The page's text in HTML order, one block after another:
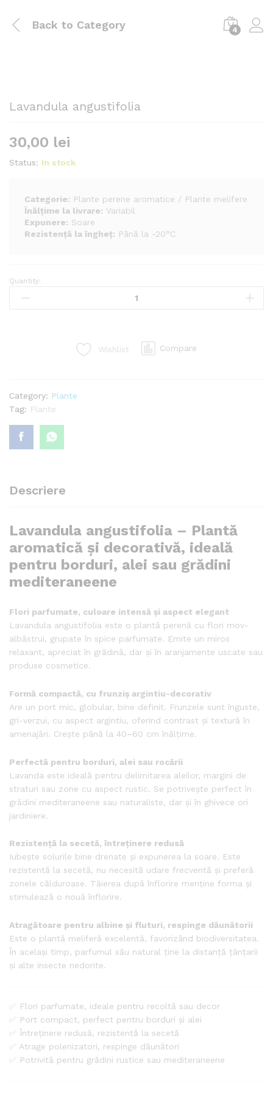
Back to Category 4
Lavandula angustifolia
30,00 lei
Status: In stock
Categorie: Plante perene aromatice / Plante melifere
Înălțime la livrare: Variabil
Expunere: Soare
Rezistență la îngheț: Până la -20°C
Lavandula
angustifolia
Quantity:
Wishlist Compare
Category: Plante
Tag: Plante
Descriere
Lavandula angustifolia – Plantă
aromatică și decorativă, ideală
pentru borduri, alei sau grădini
mediteraneene
Flori parfumate, culoare intensă și aspect elegant
Lavandula angustifolia este o plantă perenă cu flori mov-
albăstrui, grupate în spice parfumate. Emite un miros
relaxant, apreciat în grădină, dar și în aranjamente uscate sau
produse cosmetice.
Formă compactă, cu frunziș argintiu-decorativ
Are un port mic, globular, bine definit. Frunzele sunt înguste,
gri-verzui, cu aspect argintiu, oferind contrast și textură în
amenajări. Crește până la 40–60 cm înălțime.
Perfectă pentru borduri, alei sau rocării
Lavanda este ideală pentru delimitarea aleilor, margini de
straturi sau zone cu aspect rustic. Se potrivește perfect în
grădini mediteraneene sau naturaliste, dar și în ghivece ori
jardiniere.
Rezistență la secetă, întreținere redusă
Iubește solurile bine drenate și expunerea la soare. Este
rezistentă la secetă, nu necesită udare frecventă și preferă
zonele călduroase. Tăierea după înflorire menține forma și
stimulează o nouă înflorire.
Atragătoare pentru albine și fluturi, respinge dăunătorii
Este o plantă meliferă excelentă, favorizând biodiversitatea.
În același timp, parfumul său natural ține la distanță țânțarii
și alte insecte nedorite.
✅ Flori parfumate, ideale pentru recoltă sau decor
✅ Port compact, perfect pentru borduri și alei
✅ Întreținere redusă, rezistentă la secetă
✅ Atrage polenizatori, respinge dăunători
✅ Potrivită pentru grădini rustice sau mediteraneene